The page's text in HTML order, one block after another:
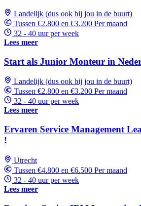
Landelijk (dus ook bij jou in de buurt)
Tussen €2.800 en €3.200 Per maand
32 - 40 uur per week
Lees meer
Start als Junior Monteur in
Landelijk (dus ook bij jou in de buurt)
Tussen €2.800 en €3.200 Per maand
32 - 40 uur per week
Lees meer
Ervaren Service Management
!
Utrecht
Tussen €4.800 en €6.500 Per maand
32 - 40 uur per week
Lees meer